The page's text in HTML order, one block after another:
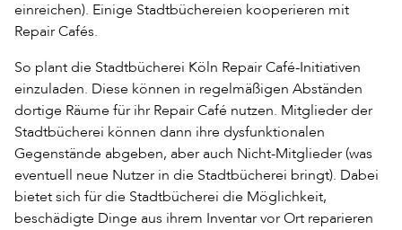
einreichen). Einige Stadtbüchereien kooperieren mit
Repair Cafés.
So plant die Stadtbücherei Köln Repair Café-Initiativen
einzuladen. Diese können in regelmäßigen Abständen
dortige Räume für ihr Repair Café nutzen. Mitglieder der
Stadtbücherei können dann ihre dysfunktionalen
Gegenstände abgeben, aber auch Nicht-Mitglieder (was
eventuell neue Nutzer in die Stadtbücherei bringt). Dabei
bietet sich für die Stadtbücherei die Möglichkeit,
beschädigte Dinge aus ihrem Inventar vor Ort reparieren